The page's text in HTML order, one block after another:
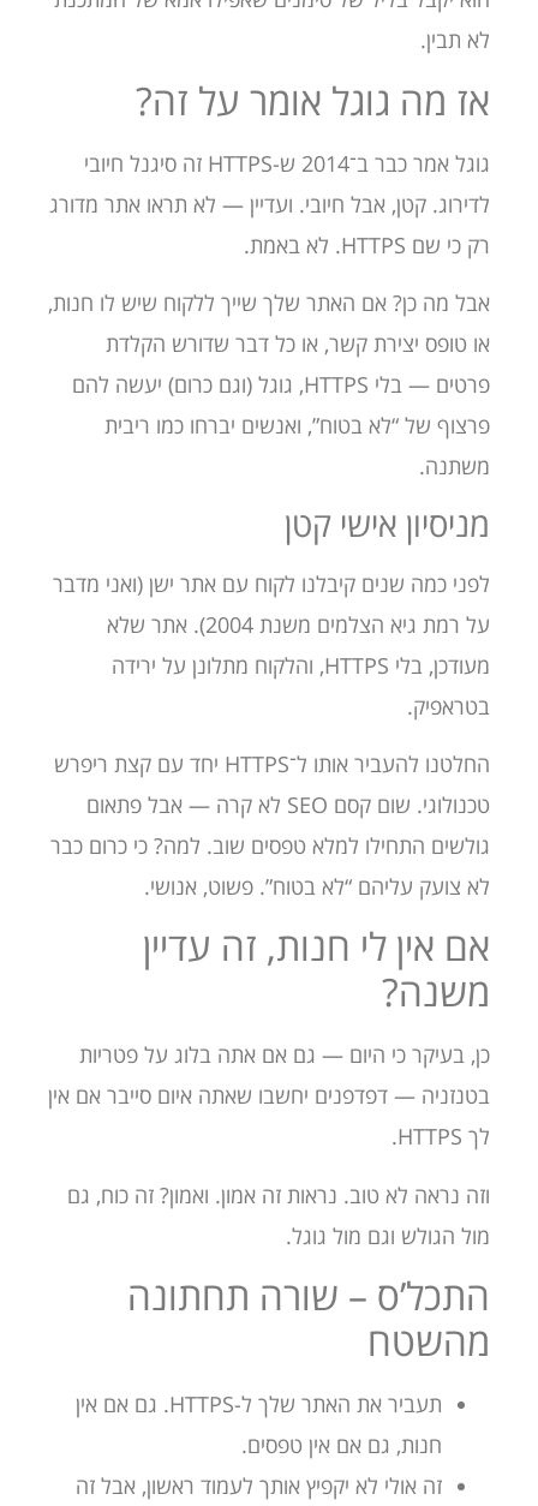
לא תבין.
אז מה גוגל אומר על זה?
גוגל אמר כבר ב־2014 ש-HTTPS זה סיגנל חיובי
לדירוג. קטן, אבל חיובי. ועדיין — לא תראו אתר מדורג
רק כי שם HTTPS. לא באמת.
אבל מה כן? אם האתר שלך שייך ללקוח שיש לו חנות,
או טופס יצירת קשר, או כל דבר שדורש הקלדת
פרטים — בלי HTTPS, גוגל (וגם כרום) יעשה להם
פרצוף של “לא בטוח”, ואנשים יברחו כמו ריבית
משתנה.
מניסיון אישי קטן
לפני כמה שנים קיבלנו לקוח עם אתר ישן (ואני מדבר
על רמת גיא הצלמים משנת 2004). אתר שלא
מעודכן, בלי HTTPS, והלקוח מתלונן על ירידה
בטראפיק.
החלטנו להעביר אותו ל־HTTPS יחד עם קצת ריפרש
טכנולוגי. שום קסם SEO לא קרה — אבל פתאום
גולשים התחילו למלא טפסים שוב. למה? כי כרום כבר
לא צועק עליהם “לא בטוח”. פשוט, אנושי.
אם אין לי חנות, זה עדיין
משנה?
כן, בעיקר כי היום — גם אם אתה בלוג על פטריות
בטנזניה — דפדפנים יחשבו שאתה איום סייבר אם אין
לך HTTPS.
וזה נראה לא טוב. נראות זה אמון. ואמון? זה כוח, גם
מול הגולש וגם מול גוגל.
התכל’ס – שורה תחתונה
מהשטח
תעביר את האתר שלך ל-HTTPS. גם אם אין
חנות, גם אם אין טפסים.
זה אולי לא יקפיץ אותך לעמוד ראשון, אבל זה